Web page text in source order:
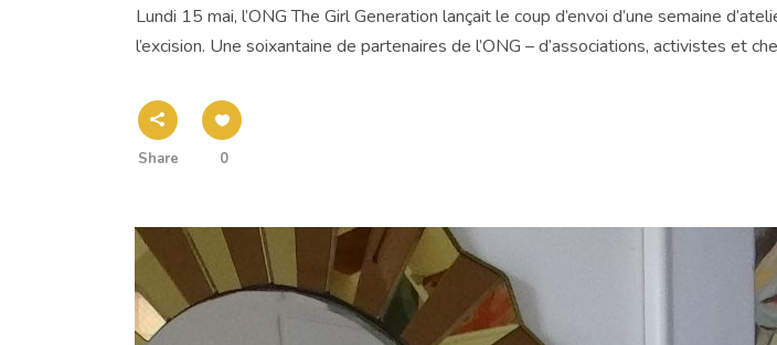
Lundi 15 mai, l’ONG The Girl Generation lançait le coup d’envoi d’une semaine
l’excision. Une soixantaine de partenaires de l’ONG – d’associations, activistes et
Share 0